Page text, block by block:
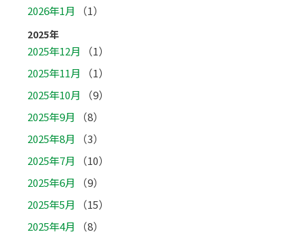
2026年1月
（1）
2025年
2025年12月
（1）
2025年11月
（1）
2025年10月
（9）
2025年9月
（8）
2025年8月
（3）
2025年7月
（10）
2025年6月
（9）
2025年5月
（15）
2025年4月
（8）